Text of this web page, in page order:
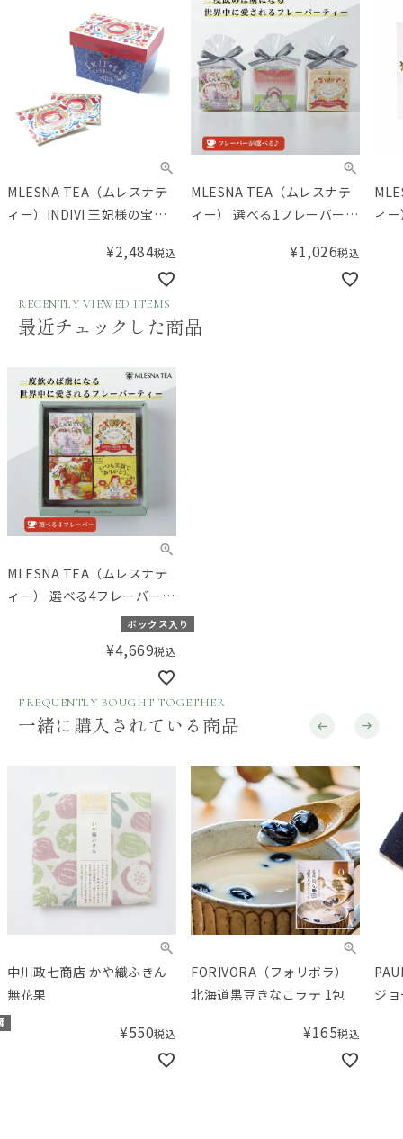
MLESNA TEA（ムレスナテ
ィー）INDIVI 王妃様の宝石
¥2,484税込
MLESNA TEA（ムレスナテ
ィー） 選べる1フレーバー
オリジナルセット¥1,026税込
ィ
RECENTLY VIEWED ITEMS
最近チェックした商品
MLESNA TEA（ムレスナテ
ィー） 選べる4フレーバーセ
ット 【ギフトボックス入
り】／Amingオリジナルセ
ボックス入り
¥4,669税込
FREQUENTLY BOUGHT TOGETHER
一緒に購入されている商品
中川政七商店 かや織ふきん
無花果
¥550税込
FORIVORA（フォリボラ）
北海道黒豆きなこラテ 1包
¥165税込
ジ